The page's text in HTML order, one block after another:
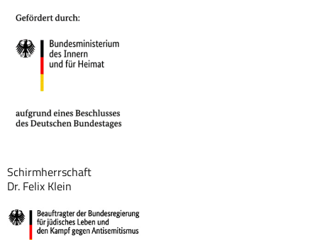
Schirmherrschaft
Dr. Felix Klein